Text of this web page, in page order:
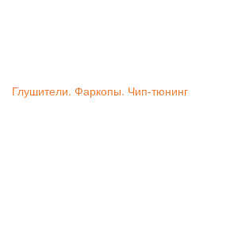
Глушители. Фаркопы. Чип-тюнинг